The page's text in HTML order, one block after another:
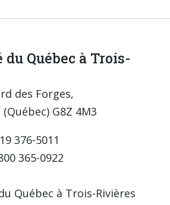
Québec à Trois-
des Forges,
G8Z 4M3
376-5011
365-0922
Québec à Trois-Rivières